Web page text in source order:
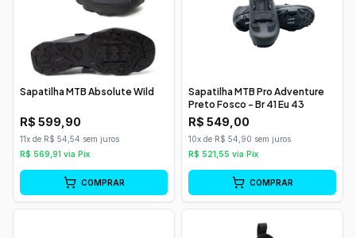
Sapatilha MTB Absolute Wild
R$ 599,90
11x de R$ 54,54 sem juros
R$ 569,91 via Pix
COMPRAR
Sapatilha MTB Pro Adventure
Preto Fosco - Br 41 Eu 43
R$ 549,00
10x de R$ 54,90 sem juros
R$ 521,55 via Pix
COMPRAR